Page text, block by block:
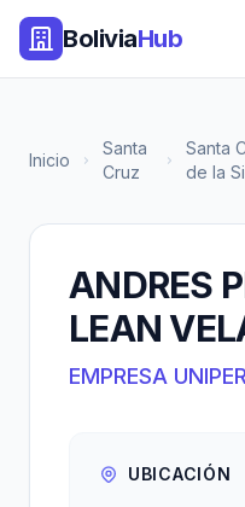
BoliviaHub
Inicio
Santa
Cruz
Santa
de la
ANDRES
LEAN
EMPRESA
UBICACIÓN